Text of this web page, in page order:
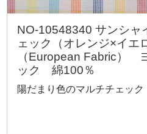
NO-10548340 サンシャ
ェック（オレンジ×イエ
（European Fabric）
ック 綿100％
陽だまり色のマルチチェック